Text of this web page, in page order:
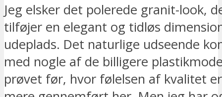
Jeg elsker det polerede granit-look,
tilføjer en elegant og tidløs
udeplads. Det naturlige udseende
med nogle af de billigere
prøvet før, hvor følelsen af kvalitet